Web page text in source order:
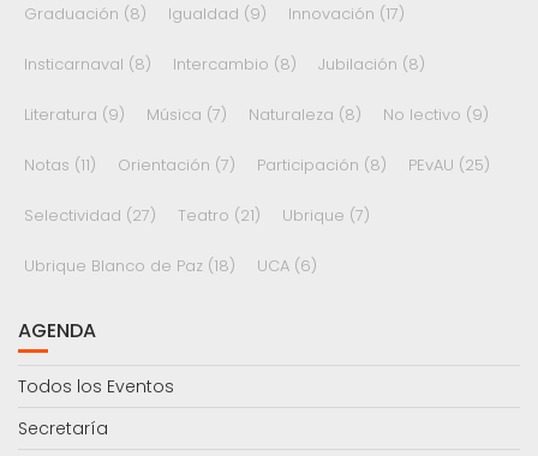
Graduación (8) Igualdad (9) Innovación (17)
Insticarnaval (8) Intercambio (8) Jubilación (8)
Literatura (9) Música (7) Naturaleza (8) No lectivo (9)
Notas (11) Orientación (7) Participación (8) PEvAU (25)
Selectividad (27) Teatro (21) Ubrique (7)
Ubrique Blanco de Paz (18) UCA (6)
AGENDA
Todos los Eventos
Secretaría